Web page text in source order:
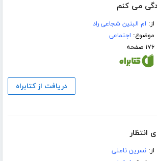
می کنم
از: ام البنین شجاعی راد
موضوع: اجتماعی
۱۷۶ صفحه
دریافت از کتابراه
انتظار
از:نسرین ثامنی